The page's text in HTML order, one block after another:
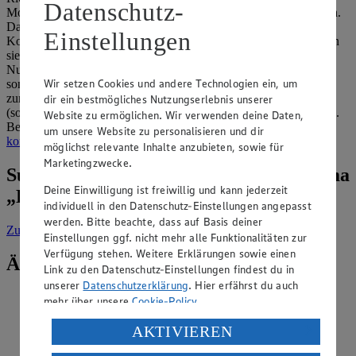
Monate. Wichtig ist, dass Sie die Einmachgläser vorab sterilisieren.
Dafür waschen Sie sie aus, während Sie parallel Wasser zum
Kochen bringen. Sprudelt es, füllen Sie es in die Gläser und lassen
sie mindestens eine Minute stehen, ehe Sie sie wieder ausleeren.
Nun trocknen Sie die Gefäße nicht mit dem Geschirrtuch ab,
sondern warten, bis die Luft die Aufgabe erledigt hat, ehe Sie
zunächst die Rote Bete abwechselnd mit den Zwiebelscheiben
(sofern Sie die verwenden) und danach den Essigsud hineingeben.
Bei uns finden Sie außerdem weitere Tipps, wie Sie
konservieren können.
Suche weitere Tipps & Tricks zum Thema
„Kochen“
Zur Suche vorgefiltert nach Kategorie: Kochen
Ähnliche Inhalte
Wie lassen sich die verschiedenen Teile vom
Schwein zubereiten?
Kategorie:Kochen
Datenschutz-
Einstellungen
Wir setzen Cookies und andere Technologien ein, um
dir ein bestmögliches Nutzungserlebnis unserer
Website zu ermöglichen. Wir verwenden deine Daten,
um unsere Website zu personalisieren und dir
möglichst relevante Inhalte anzubieten, sowie für
Marketingzwecke.
Deine Einwilligung ist freiwillig und kann jederzeit
individuell in den Datenschutz-Einstellungen angepasst
werden. Bitte beachte, dass auf Basis deiner
Einstellungen ggf. nicht mehr alle Funktionalitäten zur
Verfügung stehen. Weitere Erklärungen sowie einen
Link zu den Datenschutz-Einstellungen findest du in
unserer Datenschutzerklärung. Hier erfährst du auch
mehr über unsereCookie-Policy.
Verarbeitung deiner personenbezogenen Daten in den
USA durch Facebook und YouTube:
AKTIVIEREN